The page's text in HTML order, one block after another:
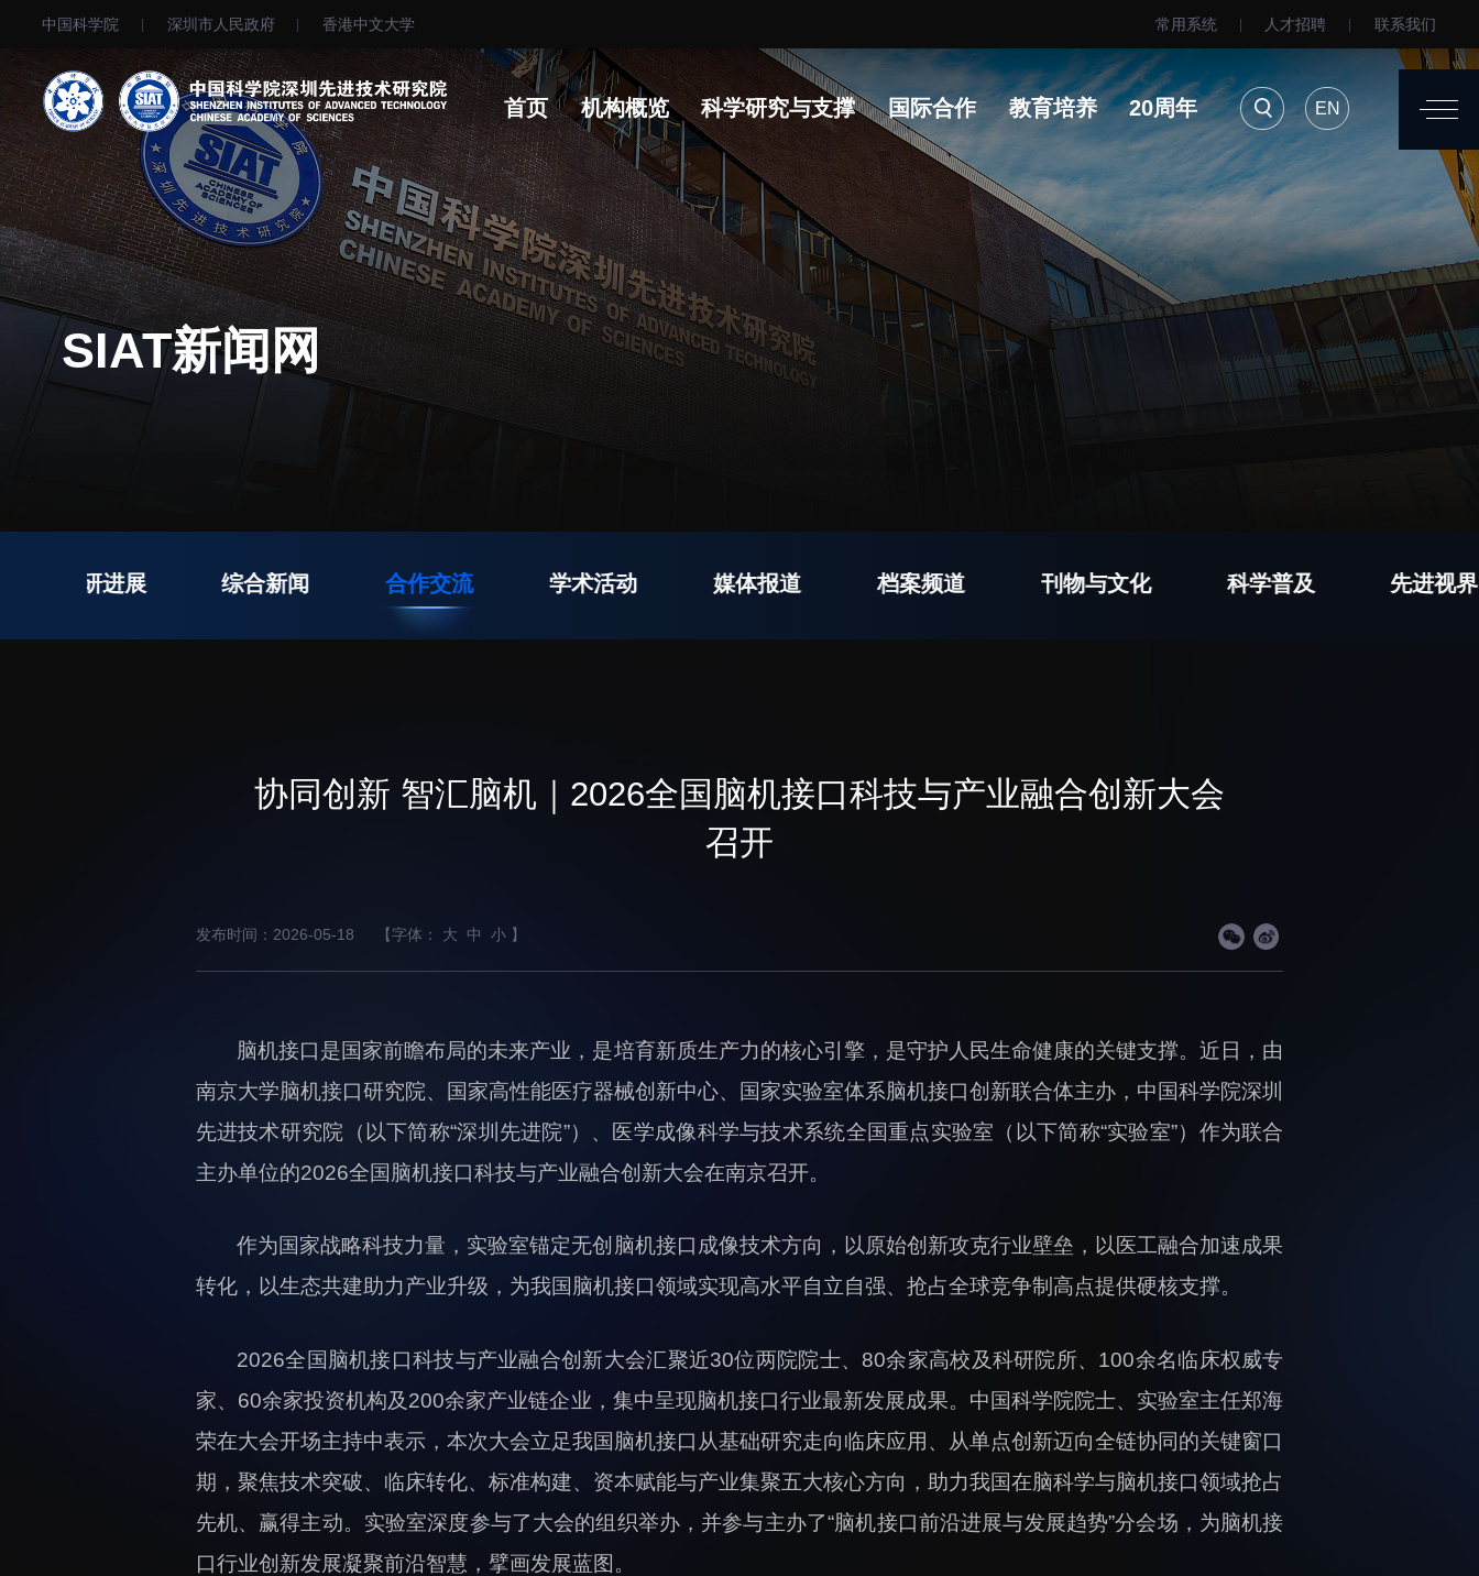
中国科学院 深圳市人民政府 ⾹港中文大学 常用系统 人才招聘 联系我们
首页 机构概览 科学研究与支撑 国际合作 教育培养 20周年 EN
常用系统 人才招聘 联系我们
机构简介
院长寄语
现任领导
历任领导
统计数据
先进集成技术研究所
生物医学与健康工程研究所
先进计算与数字工程研究所
生物医药与技术研究所
脑认知与脑疾病研究所
合成生物学研究所
人才概况
人才介绍
人才招聘
人才动态
博士后
综合处
科研管理处
创新融合处
人力资源处
财务资产处
合作转化处
产业发展中心
科研进展
科研诚信与伦理委员会
实验动物管理
分析测试中心
实验室建设与管理
生物安全管理
要闻播报
科研进展
综合新闻
合作交流
学术活动
下载中心
传承和弘扬科学家精神
深圳先进电子材料国际创新研究院
中欧创新医药与健康研究中心
SIAT新闻网
科研进展 综合新闻 合作交流 学术活动 媒体报道 档案频道 刊物与文化 科学普及 先进视界
协同创新 智汇脑机｜2026全国脑机接口科技与产业融合创新大会
召开
发布时间：2026-05-18 【字体： 大 中 小】
脑机接口是国家前瞻布局的未来产业，是培育新质生产力的核心引擎，是守护人民生命健康的关键支撑。近日，由
南京大学脑机接口研究院、国家高性能医疗器械创新中心、国家实验室体系脑机接口创新联合体主办，中国科学院深圳
先进技术研究院（以下简称“深圳先进院”）、医学成像科学与技术系统全国重点实验室（以下简称“实验室”）作为联合
主办单位的2026全国脑机接口科技与产业融合创新大会在南京召开。
作为国家战略科技力量，实验室锚定无创脑机接口成像技术方向，以原始创新攻克行业壁垒，以医工融合加速成果
转化，以生态共建助力产业升级，为我国脑机接口领域实现高水平自立自强、抢占全球竞争制高点提供硬核支撑。
2026全国脑机接口科技与产业融合创新大会汇聚近30位两院院士、80余家高校及科研院所、100余名临床权威专
家、60余家投资机构及200余家产业链企业，集中呈现脑机接口行业最新发展成果。中国科学院院士、实验室主任郑海
荣在大会开场主持中表示，本次大会立足我国脑机接口从基础研究走向临床应用、从单点创新迈向全链协同的关键窗口
期，聚焦技术突破、临床转化、标准构建、资本赋能与产业集聚五大核心方向，助力我国在脑科学与脑机接口领域抢占
先机、赢得主动。实验室深度参与了大会的组织举办，并参与主办了“脑机接口前沿进展与发展趋势”分会场，为脑机接
口行业创新发展凝聚前沿智慧，擘画发展蓝图。